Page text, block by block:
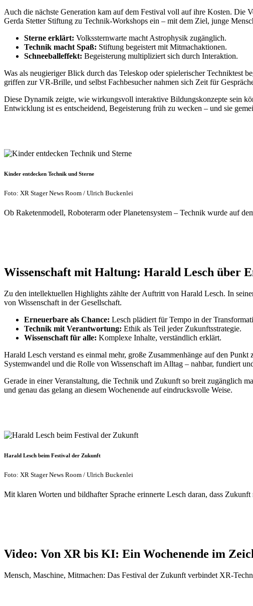
Auch die nächste Generation kam auf dem Festival voll auf ihre Kosten.
Gerda Stetter Stiftung zu Technik-Workshops ein – mit dem Ziel, junge
Sterne erklärt: Volkssternwarte macht Astrophysik zugänglich.
Technik macht Spaß: Stiftung begeistert mit Mitmachaktionen.
Schneeballeffekt: Begeisterung multipliziert sich durch Interaktion.
Was als neugieriger Blick durch das Teleskop oder spielerischer Techniktest
griffen zur VR-Brille, und selbst Fachbesucher nahmen sich Zeit für
Diese Dynamik zeigte, wie wirkungsvoll interaktive Bildungskonzepte sein
Entwicklung ist es entscheidend, Begeisterung früh zu wecken – und sie
Kinder entdecken Technik und Sterne
Foto: XR Stager News Room / Ulrich Buckenlei
Ob Raketenmodell, Roboterarm oder Planetensystem – Technik wurde auf
Wissenschaft mit Haltung: Harald Lesch über
Zu den intellektuellen Highlights zählte der Auftritt von Harald Lesch. In
von Wissenschaft in der Gesellschaft.
Erneuerbare als Chance: Lesch plädiert für Tempo in der
Technik mit Verantwortung: Ethik als Teil jeder Zukunftsstrategie.
Wissenschaft für alle: Komplexe Inhalte, verständlich erklärt.
Harald Lesch verstand es einmal mehr, große Zusammenhänge auf den
Systemwandel und die Rolle von Wissenschaft im Alltag – nahbar, fundiert
Gerade in einer Veranstaltung, die Technik und Zukunft so breit zugänglich
und genau das gelang an diesem Wochenende auf eindrucksvolle Weise.
Harald Lesch beim Festival der Zukunft
Foto: XR Stager News Room / Ulrich Buckenlei
Mit klaren Worten und bildhafter Sprache erinnerte Lesch daran, dass
Video: Von XR bis KI: Ein Wochenende im
Mensch, Maschine, Mitmachen: Das Festival der Zukunft verbindet XR-